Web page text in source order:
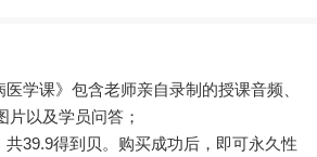
学课》包含老师亲自录制的授课音频、
片以及学员问答；
39.9得到贝。购买成功后，即可永久性